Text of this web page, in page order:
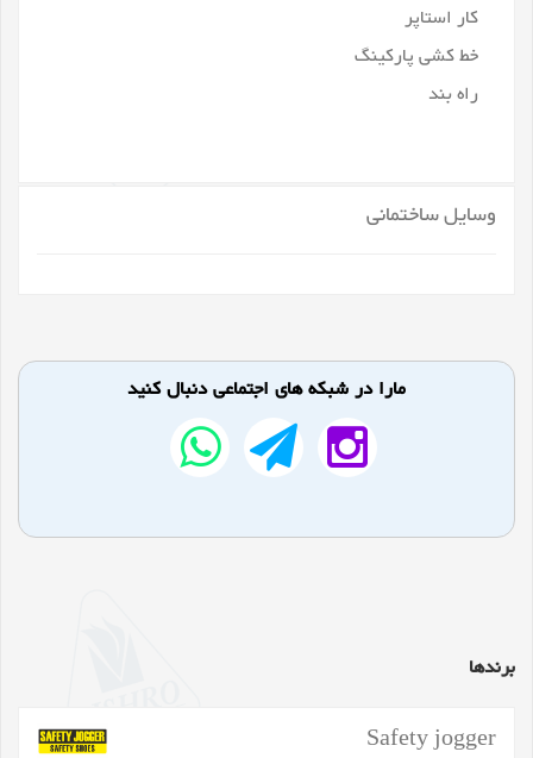
کار استاپر
خط کشی پارکینگ
راه بند
وسایل ساختمانی
مارا در شبکه های اجتماعی دنبال کنید
برندها
Safety jogger